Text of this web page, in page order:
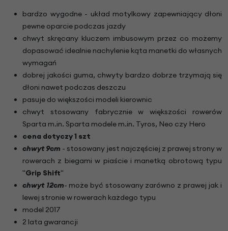
bardzo wygodne - układ motylkowy zapewniający dłoni
pewne oparcie podczas jazdy
chwyt skręcany kluczem imbusowym przez co możemy
dopasować idealnie nachylenie kąta manetki do własnych
wymagań
dobrej jakości guma, chwyty bardzo dobrze trzymają się
dłoni nawet podczas deszczu
pasuje do większości modeli kierownic
chwyt stosowany fabrycznie w większości rowerów
Sparta m.in. Sparta modele m.in. Tyros, Neo czy Hero
cena dotyczy 1 szt
chwyt 9cm - stosowany jest najczęściej z prawej strony w
rowerach z biegami w piaście i manetką obrotową typu
"Grip Shift"
chwyt 12cm- może być stosowany zarówno z prawej jak i
lewej stronie w rowerach każdego typu
model 2017
2 lata gwarancji